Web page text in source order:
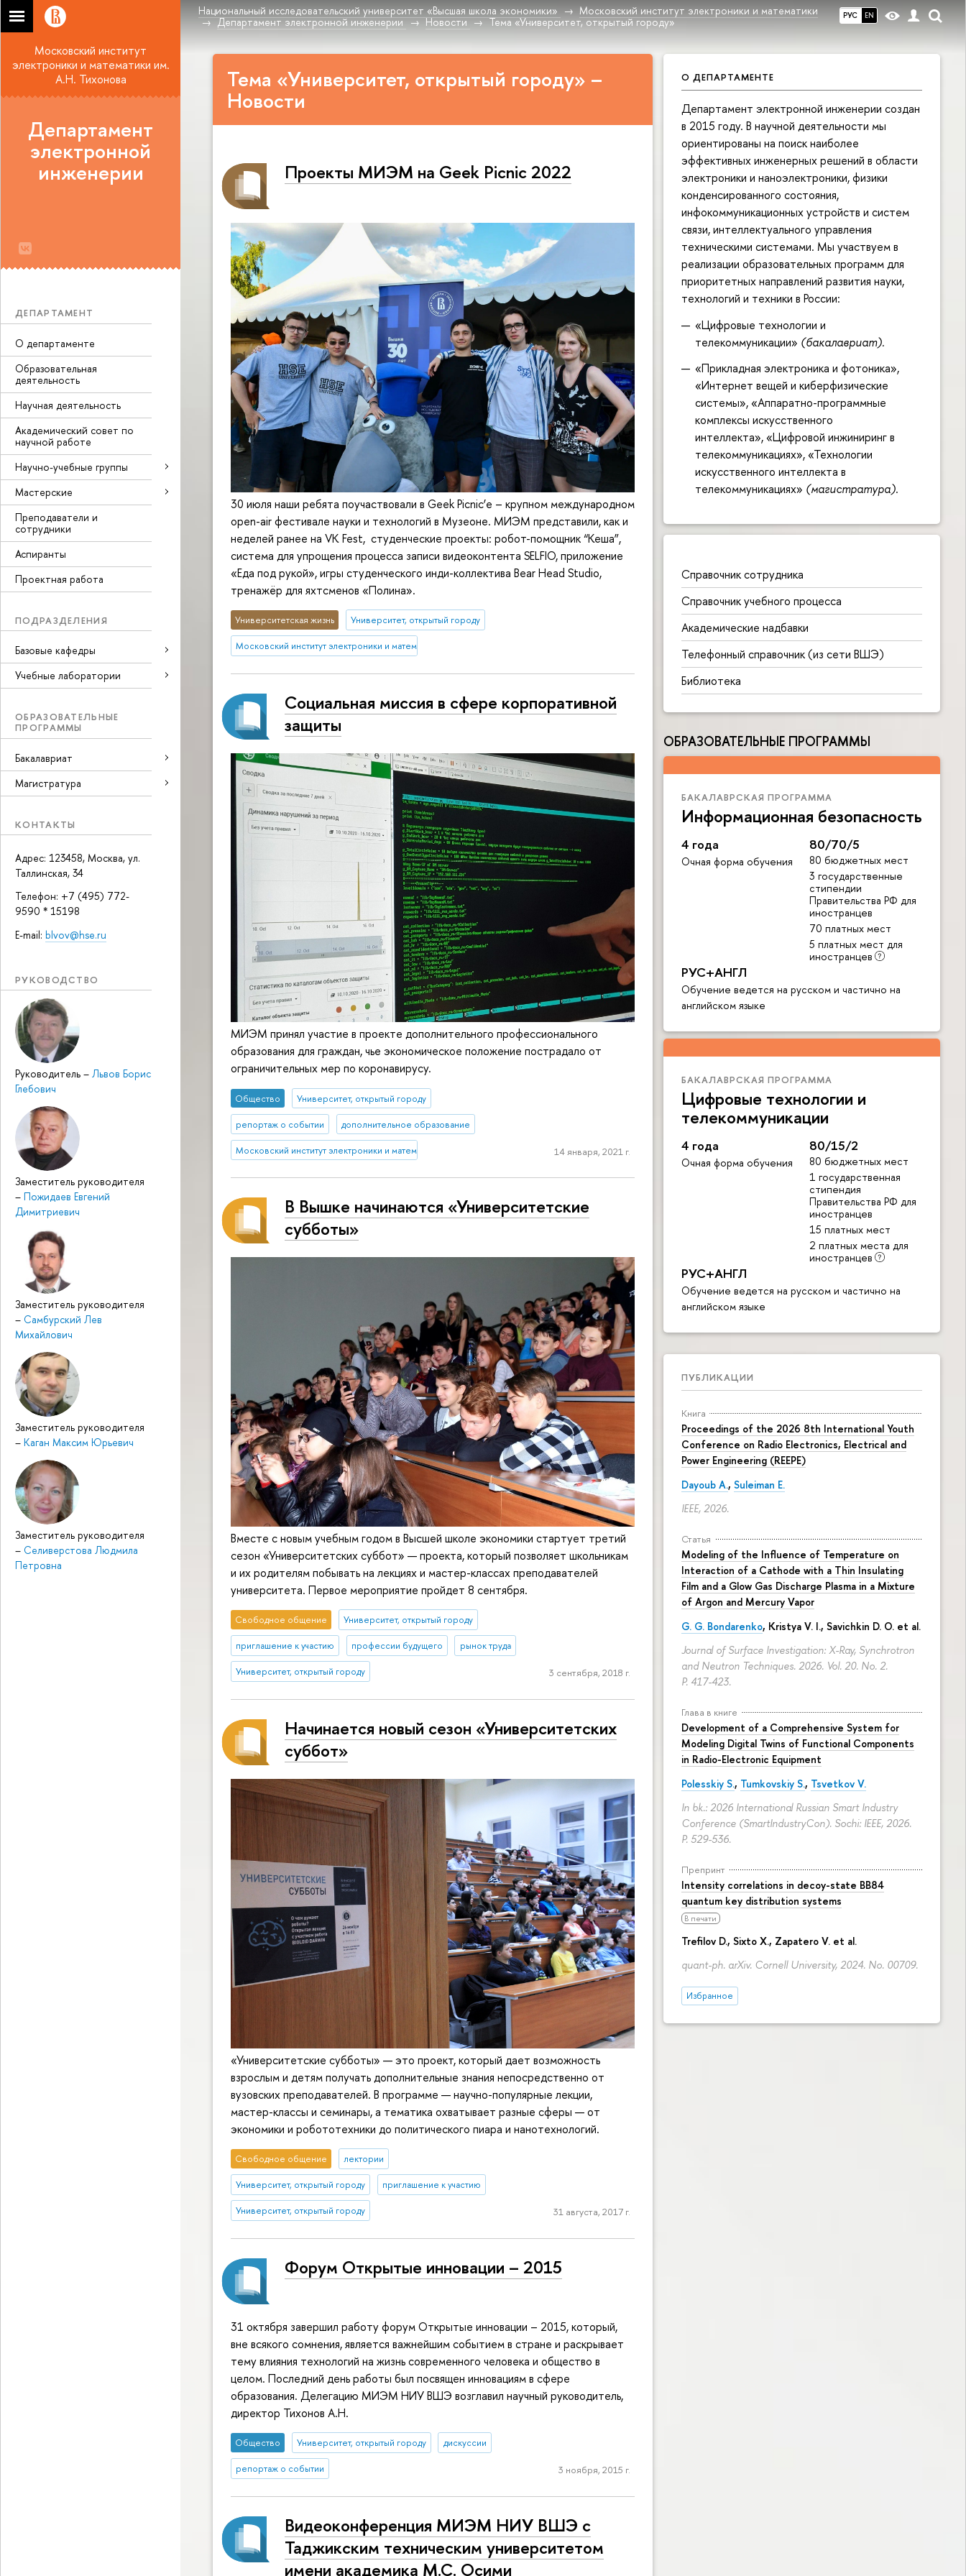
РУС EN
Национальный исследовательский университет «Высшая школа экономики»
Московский институт электроники и математики
Департамент электронной инженерии
Новости Тема «Университет, открытый городу»
Московский институт
электроники и математики им.
А.Н. Тихонова
Департамент
электронной
инженерии
ДЕПАРТАМЕНТ
О департаменте
Образовательная
деятельность
Научная деятельность
Академический совет по
научной работе
Научно-учебные группы
Мастерские
Преподаватели и
сотрудники
Аспиранты
Проектная работа
ПОДРАЗДЕЛЕНИЯ
Базовые кафедры
Учебные лаборатории
ОБРАЗОВАТЕЛЬНЫЕ
ПРОГРАММЫ
Бакалавриат
Магистратура
КОНТАКТЫ
Адрес: 123458, Москва, ул.
Таллинская, 34
Телефон: +7 (495) 772-
9590 * 15198
E-mail: blvov@hse.ru
РУКОВОДСТВО
Руководитель – Львов Борис
Глебович
Заместитель руководителя
– Пожидаев Евгений
Димитриевич
Заместитель руководителя
– Самбурский Лев
Михайлович
Заместитель руководителя
– Каган Максим Юрьевич
Заместитель руководителя
– Селиверстова Людмила
Петровна
О ДЕПАРТАМЕНТЕ
Департамент электронной инженерии создан
в 2015 году. В научной деятельности мы
ориентированы на поиск наиболее
эффективных инженерных решений в области
электроники и наноэлектроники, физики
конденсированного состояния,
инфокоммуникационных устройств и систем
связи, интеллектуального управления
техническими системами. Мы участвуем в
реализации образовательных программ для
приоритетных направлений развития науки,
технологий и техники в России:
«Цифровые технологии и
телекоммуникации» (бакалавриат).
«Прикладная электроника и фотоника»,
«Интернет вещей и киберфизические
системы», «Аппаратно-программные
комплексы искусственного
интеллекта», «Цифровой инжиниринг в
телекоммуникациях», «Технологии
искусственного интеллекта в
телекоммуникациях» (магистратура).
Справочник сотрудника
Справочник учебного процесса
Академические надбавки
Телефонный справочник (из сети ВШЭ)
Библиотека
ОБРАЗОВАТЕЛЬНЫЕ ПРОГРАММЫ
БАКАЛАВРСКАЯ ПРОГРАММА
Информационная безопасность
4 года
Очная форма обучения
80/70/5
80 бюджетных мест
3 государственные
стипендии
Правительства РФ для
иностранцев
70 платных мест
5 платных мест для
иностранцев
РУС+АНГЛ
Обучение ведется на русском и частично на
английском языке
БАКАЛАВРСКАЯ ПРОГРАММА
Цифровые технологии и
телекоммуникации
4 года
Очная форма обучения
80/15/2
80 бюджетных мест
1 государственная
стипендия
Правительства РФ для
иностранцев
15 платных мест
2 платных места для
иностранцев
РУС+АНГЛ
Обучение ведется на русском и частично на
английском языке
ПУБЛИКАЦИИ
Книга
Proceedings of the 2026 8th International Youth
Conference on Radio Electronics, Electrical and
Power Engineering (REEPE)
Dayoub A., Suleiman E.
IEEE, 2026.
Статья
Modeling of the Influence of Temperature on
Interaction of a Cathode with a Thin Insulating
Film and a Glow Gas Discharge Plasma in a Mixture
of Argon and Mercury Vapor
G. G. Bondarenko, Kristya V. I., Savichkin D. O. et al.
Journal of Surface Investigation: X-Ray, Synchrotron
and Neutron Techniques. 2026. Vol. 20. No. 2.
P. 417-423.
Глава в книге
Development of a Comprehensive System for
Modeling Digital Twins of Functional Components
in Radio-Electronic Equipment
Polesskiy S., Tumkovskiy S., Tsvetkov V.
In bk.: 2026 International Russian Smart Industry
Conference (SmartIndustryCon). Sochi: IEEE, 2026.
P. 529-536.
Препринт
Intensity correlations in decoy-state BB84
quantum key distribution systems
В печати
Trefilov D., Sixto X., Zapatero V. et al.
quant-ph. arXiv. Cornell University, 2024. No. 00709.
Избранное
Тема «Университет, открытый городу» –
Новости
Проекты МИЭМ на Geek Picnic 2022
30 июля наши ребята поучаствовали в Geek Picnic’е – крупном международном
open-air фестивале науки и технологий в Музеоне. МИЭМ представили, как и
неделей ранее на VK Fest, студенческие проекты: робот-помощник “Кеша”,
система для упрощения процесса записи видеоконтента SELFIO, приложение
«Еда под рукой», игры студенческого инди-коллектива Bear Head Studio,
тренажёр для яхтсменов «Полина».
Университетская жизнь Университет, открытый городу
Московский институт электроники и математики им. А.Н. Тихонова
Социальная миссия в сфере корпоративной
защиты
МИЭМ принял участие в проекте дополнительного профессионального
образования для граждан, чье экономическое положение пострадало от
ограничительных мер по коронавирусу.
Общество Университет, открытый городу
репортаж о событии дополнительное образование
Московский институт электроники и математики им. А.Н. Тихонова 14 января, 2021 г.
В Вышке начинаются «Университетские
субботы»
Вместе с новым учебным годом в Высшей школе экономики стартует третий
сезон «Университетских суббот» — проекта, который позволяет школьникам
и их родителям побывать на лекциях и мастер-классах преподавателей
университета. Первое мероприятие пройдет 8 сентября.
Свободное общение Университет, открытый городу
приглашение к участию профессии будущего рынок труда
Университет, открытый городу 3 сентября, 2018 г.
Начинается новый сезон «Университетских
суббот»
«Университетские субботы» — это проект, который дает возможность
взрослым и детям получать дополнительные знания непосредственно от
вузовских преподавателей. В программе — научно-популярные лекции,
мастер-классы и семинары, а тематика охватывает разные сферы — от
экономики и робототехники до политического пиара и нанотехнологий.
Свободное общение лектории
Университет, открытый городу приглашение к участию
Университет, открытый городу 31 августа, 2017 г.
Форум Открытые инновации – 2015
31 октября завершил работу форум Открытые инновации – 2015, который,
вне всякого сомнения, является важнейшим событием в стране и раскрывает
тему влияния технологий на жизнь современного человека и общество в
целом. Последний день работы был посвящен инновациям в сфере
образования. Делегацию МИЭМ НИУ ВШЭ возглавил научный руководитель,
директор Тихонов А.Н.
Общество Университет, открытый городу дискуссии
репортаж о событии 3 ноября, 2015 г.
Видеоконференция МИЭМ НИУ ВШЭ с
Таджикским техническим университетом
имени академика М.С. Осими